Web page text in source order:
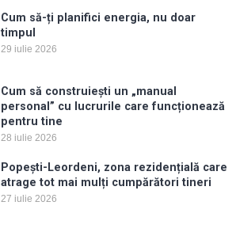
Cum să-ți planifici energia, nu doar
timpul
29 iulie 2026
Cum să construiești un „manual
personal” cu lucrurile care funcționează
pentru tine
28 iulie 2026
Popești-Leordeni, zona rezidențială care
atrage tot mai mulți cumpărători tineri
27 iulie 2026